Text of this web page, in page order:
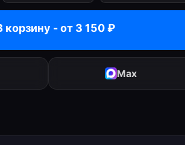
корзину - от 3 150₽
Max